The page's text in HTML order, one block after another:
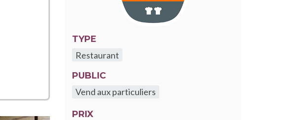
dans une nouvelle fenêtre
TYPE
Restaurant
PUBLIC
Vend aux particuliers
PRIX